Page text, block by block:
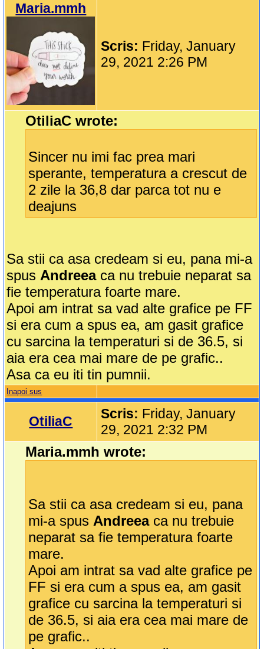
Maria.mmh
Scris: Friday, January
29, 2021 2:26 PM
OtiliaC wrote:
Sincer nu imi fac prea mari
sperante, temperatura a crescut de
2 zile la 36,8 dar parca tot nu e
deajuns
Sa stii ca asa credeam si eu, pana mi-a
spus Andreeaca nu trebuie neparat sa
fie temperatura foarte mare.
Apoi am intrat sa vad alte grafice pe FF
si era cum a spus ea, am gasit grafice
cu sarcina la temperaturi si de 36.5, si
aia era cea mai mare de pe grafic..
Asa ca eu iti tin pumnii.
Inapoi sus
OtiliaC Scris: Friday, January
29, 2021 2:32 PM
Maria.mmh wrote:
Sa stii ca asa credeam si eu, pana
mi-a spus Andreeaca nu trebuie
neparat sa fie temperatura foarte
mare.
Apoi am intrat sa vad alte grafice pe
FF si era cum a spus ea, am gasit
grafice cu sarcina la temperaturi si
de 36.5, si aia era cea mai mare de
pe grafic..